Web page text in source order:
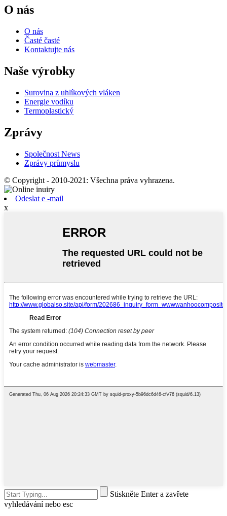
O nás
O nás
Časté časté
Kontaktujte nás
Naše výrobky
Surovina z uhlíkových vláken
Energie vodíku
Termoplastický
Zprávy
Společnost News
Zprávy průmyslu
© Copyright - 2010-2021: Všechna práva vyhrazena.
Odeslat e -mail
x
Stiskněte Enter a zavřete
vyhledávání nebo esc